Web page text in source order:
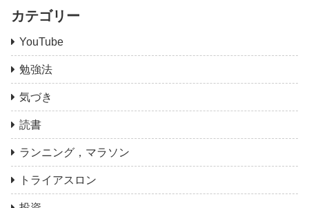
カテゴリー
YouTube
勉強法
気づき
読書
ランニング，マラソン
トライアスロン